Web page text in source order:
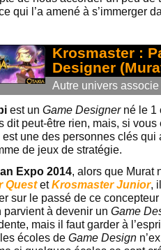
qui l’a amené à s’immerger
Krosmaster :
Designer
Autre univers
est un Game Designerné le 1
dit peut-être rien, mais, si
est une des personnes clés
de jeux de stratégie.
Expo 2014, alors que Murat
QuestetKrosmaster Junior,
sur le passé de ce
parvient à devenir un Game
mais il faut garder à
écoles de Game Design